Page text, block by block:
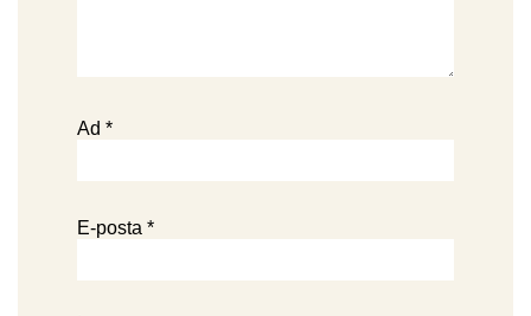
Ad *
E-posta *